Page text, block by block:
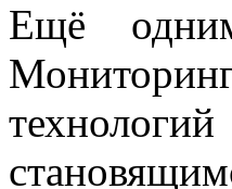
Ещё